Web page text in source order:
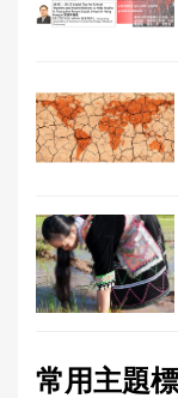
常用主題